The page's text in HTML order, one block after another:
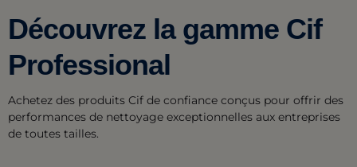
Découvrez la gamme Cif
Professional
Achetez des produits Cif de confiance conçus pour offrir des
performances de nettoyage exceptionnelles aux entreprises
de toutes tailles.